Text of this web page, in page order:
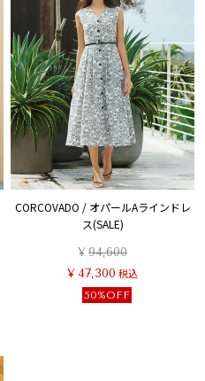
CORCOVADO / オパールAラインドレ
ス(SALE)
¥94,600
¥47,300 税込
50%OFF